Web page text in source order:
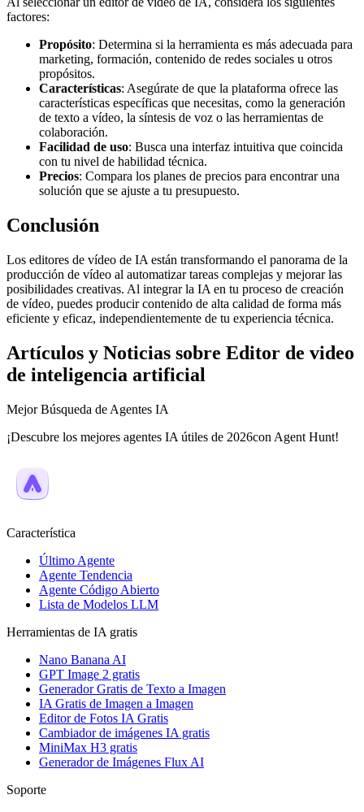
factores:
Propósito: Determina si la herramienta es más adecuada para
marketing, formación, contenido de redes sociales u otros
propósitos.
Características: Asegúrate de que la plataforma ofrece las
características específicas que necesitas, como la generación
de texto a vídeo, la síntesis de voz o las herramientas de
colaboración.
Facilidad de uso: Busca una interfaz intuitiva que coincida
con tu nivel de habilidad técnica.
Precios: Compara los planes de precios para encontrar una
solución que se ajuste a tu presupuesto.
Conclusión
Los editores de vídeo de IA están transformando el panorama de la
producción de vídeo al automatizar tareas complejas y mejorar las
posibilidades creativas. Al integrar la IA en tu proceso de creación
de vídeo, puedes producir contenido de alta calidad de forma más
eficiente y eficaz, independientemente de tu experiencia técnica.
Artículos y Noticias sobre Editor de video
de inteligencia artificial
Mejor Búsqueda de Agentes IA
¡Descubre los mejores agentes IA útiles de 2026con Agent Hunt!
Característica
Último Agente
Agente Tendencia
Agente Código Abierto
Lista de Modelos LLM
Herramientas de IA gratis
Nano Banana AI
GPT Image 2 gratis
Generador Gratis de Texto a Imagen
IA Gratis de Imagen a Imagen
Editor de Fotos IA Gratis
Cambiador de imágenes IA gratis
MiniMax H3 gratis
Generador de Imágenes Flux AI
Soporte